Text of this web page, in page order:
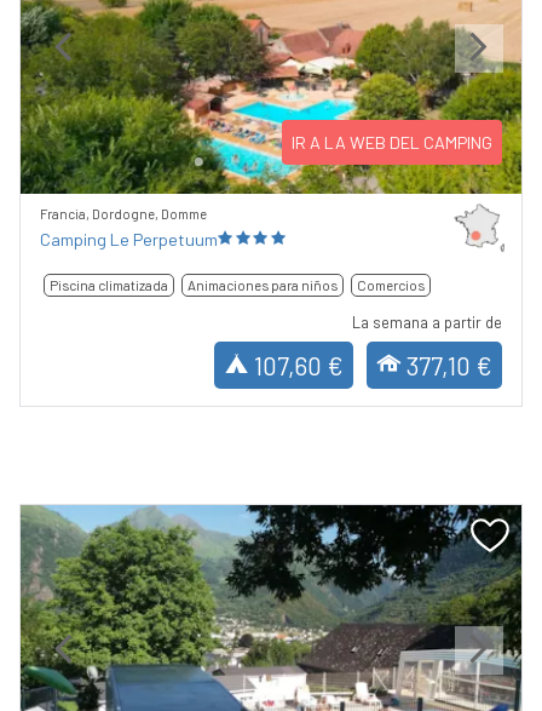
Previous Next
IR A LA WEB DEL CAMPING
Francia, Dordogne, Domme
Camping Le Perpetuum
Piscina climatizada Animaciones para niños Comercios
La semana a partir de
107,60 € 377,10 €
Previous Next